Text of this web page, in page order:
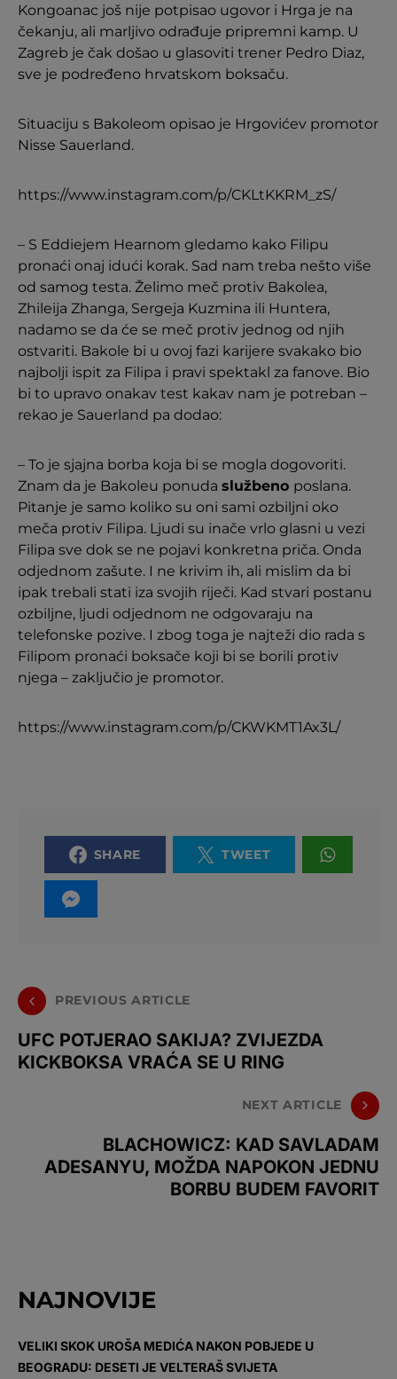
Kongoanac još nije potpisao ugovor i Hrga je na
čekanju, ali marljivo odrađuje pripremni kamp. U
Zagreb je čak došao u glasoviti trener Pedro Diaz,
sve je podređeno hrvatskom boksaču.
Situaciju s Bakoleom opisao je Hrgovićev promotor
Nisse Sauerland.
https://www.instagram.com/p/CKLtKKRM_zS/
– S Eddiejem Hearnom gledamo kako Filipu
pronaći onaj idući korak. Sad nam treba nešto više
od samog testa. Želimo meč protiv Bakolea,
Zhileija Zhanga, Sergeja Kuzmina ili Huntera,
nadamo se da će se meč protiv jednog od njih
ostvariti. Bakole bi u ovoj fazi karijere svakako bio
najbolji ispit za Filipa i pravi spektakl za fanove. Bio
bi to upravo onakav test kakav nam je potreban –
rekao je Sauerland pa dodao:
– To je sjajna borba koja bi se mogla dogovoriti.
Znam da je Bakoleu ponuda službeno poslana.
Pitanje je samo koliko su oni sami ozbiljni oko
meča protiv Filipa. Ljudi su inače vrlo glasni u vezi
Filipa sve dok se ne pojavi konkretna priča. Onda
odjednom zašute. I ne krivim ih, ali mislim da bi
ipak trebali stati iza svojih riječi. Kad stvari postanu
ozbiljne, ljudi odjednom ne odgovaraju na
telefonske pozive. I zbog toga je najteži dio rada s
Filipom pronaći boksače koji bi se borili protiv
njega – zaključio je promotor.
https://www.instagram.com/p/CKWKMT1Ax3L/
SHARE TWEET
PREVIOUS ARTICLE
UFC POTJERAO SAKIJA? ZVIJEZDA
KICKBOKSA VRAĆA SE U RING
NEXT ARTICLE
BLACHOWICZ: KAD SAVLADAM
ADESANYU, MOŽDA NAPOKON JEDNU
BORBU BUDEM FAVORIT
NAJNOVIJE
VELIKI SKOK UROŠA MEDIĆA NAKON POBJEDE U
BEOGRADU: DESETI JE VELTERAŠ SVIJETA